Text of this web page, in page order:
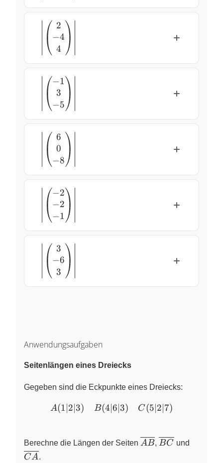
\left\lvert\begin{pmatrix}
2 \\ -4 \\ 4
\end{pmatrix}\right\rvert
2
−4
4
\left\lvert\begin{pmatrix}
-1 \\ 3 \\ -5
\end{pmatrix}\right\rvert
−1
3
−5
\left\lvert\begin{pmatrix}
6 \\ 0 \\ -8
\end{pmatrix}\right\rvert
6
0
−8
\left\lvert\begin{pmatrix}
-2 \\ -2 \\ -1
\end{pmatrix}\right\rvert
−2
−2
−1
\left\lvert\begin{pmatrix}
3 \\ -6 \\ 3
\end{pmatrix}\right\rvert
3
−6
3
Anwendungsaufgaben
Seitenlängen eines Dreiecks
Gegeben sind die Eckpunkte eines Dreiecks:
A(1 | 2 | 3) \quad B(4 | 6 |
A(1∣2∣3) B(4∣6∣3) C(5∣2∣7)
Berechne die Längen der Seiten \overline{AB}
A B, \overline{BC}
BC und
CA .